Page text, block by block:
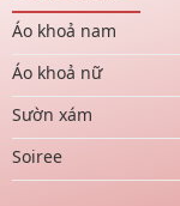
Áo khoả nam
Áo khoả nữ
Sườn xám
Soiree